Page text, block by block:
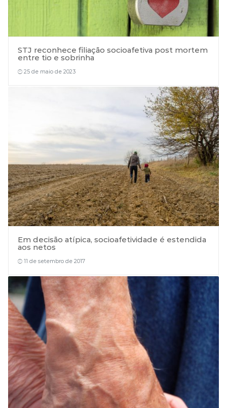
STJ reconhece filiação socioafetiva post mortem
entre tio e sobrinha
25 de maio de 2023
Em decisão atípica, socioafetividade é estendida
aos netos
11 de setembro de 2017